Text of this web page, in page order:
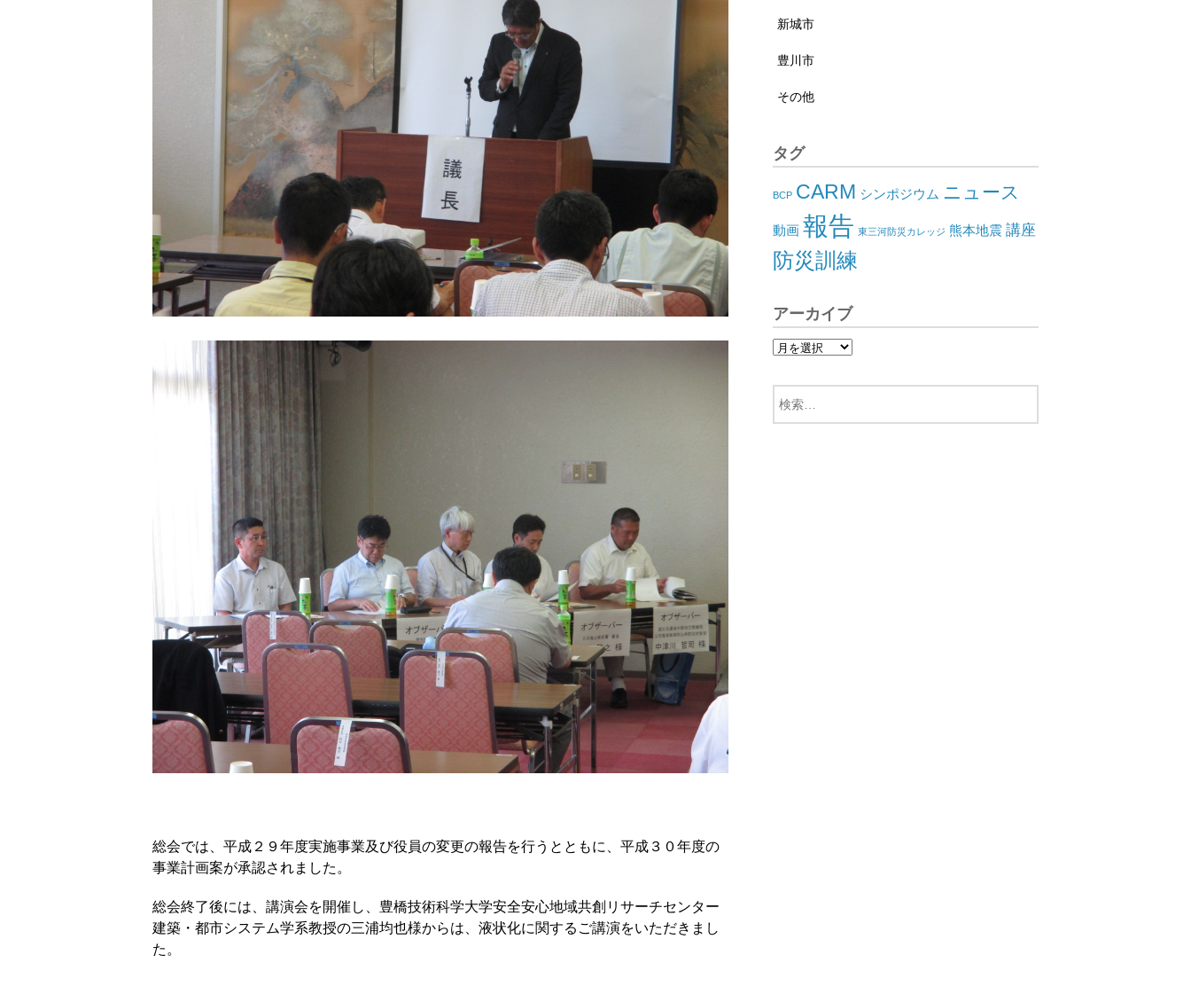
総会では、平成２９年度実施事業及び役員の変更の報告を行うとともに、平成３０年度の
事業計画案が承認されました。
総会終了後には、講演会を開催し、豊橋技術科学大学安全安心地域共創リサーチセンター
建築・都市システム学系教授の三浦均也様からは、液状化に関するご講演をいただきまし
た。
新城市
豊川市
その他
タグ
BCP CARM シンポジウム ニュース
動画 報告 東三河防災カレッジ 熊本地震 講座
防災訓練
アーカイブ